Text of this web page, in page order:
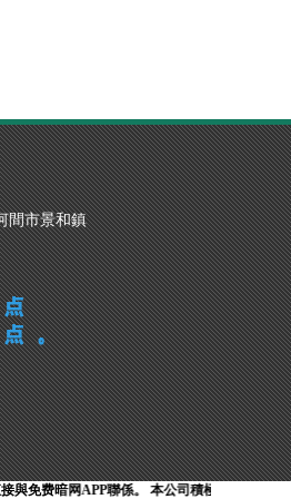
暗网禁区最新版APP下载
間市景和鎮
暗网APP聯係。 本公司積極響應廣告法的